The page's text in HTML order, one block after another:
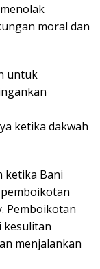
moral dan
untuk
ketika dakwah
ketika Bani
Pemboikotan
kesulitan
menjalankan